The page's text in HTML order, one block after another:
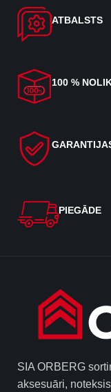
ATBALSTS
100 %
PIEGĀDE
SIA ORBERG
aksesuāri,